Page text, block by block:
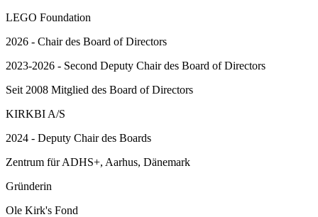
LEGO Foundation
2026 - Chair des Board of Directors
2023-2026 - Second Deputy Chair des Board of Directors
Seit 2008 Mitglied des Board of Directors
KIRKBI A/S
2024 - Deputy Chair des Boards
Zentrum für ADHS+, Aarhus, Dänemark
Gründerin
Ole Kirk's Fond